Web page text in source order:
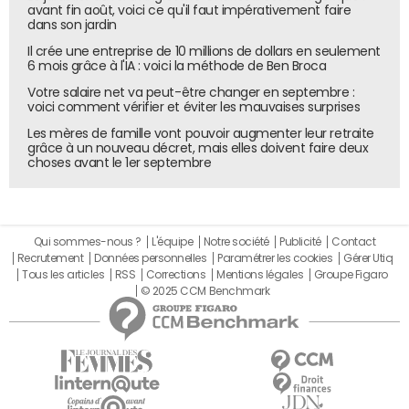
revenus dépassent 250 000 euros par an. Cette taxe
concerne 24 300 foyers et doit générer 1,5 milliard d'euros
en 2026.
Français expatriés dans des pays à fiscalité plus basse. Ce
prélèvement vise les revenus supérieurs à cinq fois le
plafond de la Sécurité sociale, soit environ 230 000 euros
par an, dans les juridictions où l'imposition est inférieure de
s'applique aux contribuables transférant leur domicile
fiscal hors de France tout en détenant des actions, sur la
base de la plus-value latente.
Enfin, la surtaxe exceptionnelle sur les bénéfices des plus
grandes entreprises est prolongée pour un an, avec un
taux réduit de moitié par rapport à l'année précédente.
Elle concerne les sociétés réalisant au moins 1 milliard
d'euros de chiffre d'affaires en France et devrait
avant fin août, voici ce qu'il faut impérativement faire
dans son jardin
Il crée une entreprise de 10 millions de dollars en seulement
6 mois grâce à l'IA : voici la méthode de Ben Broca
Votre salaire net va peut-être changer en septembre :
voici comment vérifier et éviter les mauvaises surprises
Les mères de famille vont pouvoir augmenter leur retraite
grâce à un nouveau décret, mais elles doivent faire deux
choses avant le 1er septembre
Qui sommes-nous ? L'équipe Notre société Publicité
Contact
Recrutement
Données personnelles Paramétrer les cookies
Gérer Utiq
Tous les articles
RSS Corrections Mentions légales
Groupe Figaro
© 2025 CCM Benchmark